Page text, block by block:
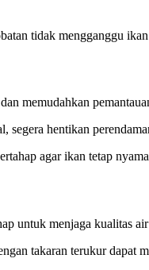
tidak mengganggu ikan
memudahkan
segera hentikan
agar ikan tetap
untuk menjaga kualitas
takaran terukur dapat